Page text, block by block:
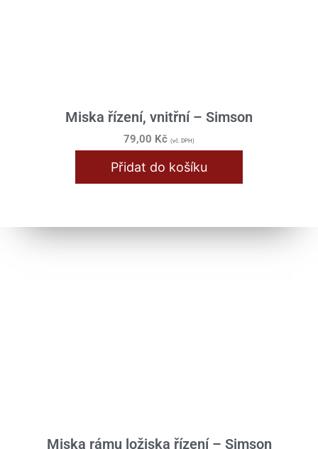
Miska řízení, vnitřní – Simson
79,00 Kč (vč. DPH)
Přidat do košíku
Miska rámu ložiska řízení – Simson